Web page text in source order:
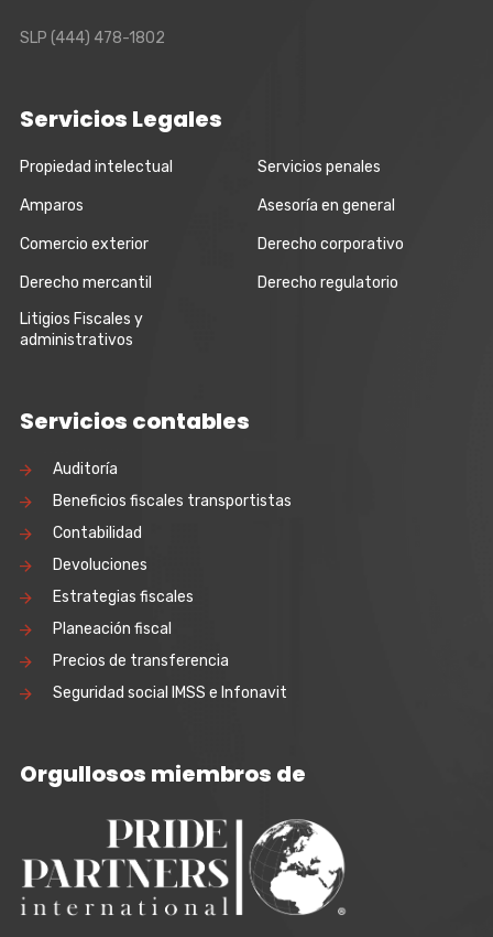
SLP (444) 478-1802
Servicios Legales
Propiedad intelectual Servicios penales
Amparos Asesoría en general
Comercio exterior Derecho corporativo
Derecho mercantil
Derecho regulatorio
Litigios Fiscales y
administrativos
Servicios contables
Auditoría
Beneficios fiscales transportistas
Contabilidad
Devoluciones
Estrategias fiscales
Planeación fiscal
Precios de transferencia
Seguridad social IMSS e Infonavit
Orgullosos miembros de